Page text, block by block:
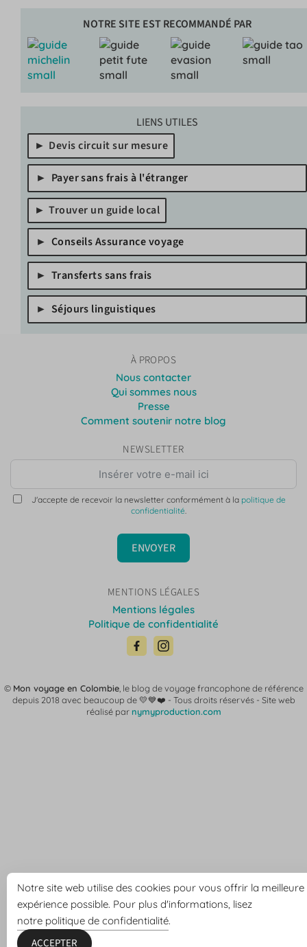
NOTRE SITE EST RECOMMANDÉ PAR
LIENS UTILES
Devis circuit sur mesure
Payer sans frais à l'étranger
Trouver un guide local
Conseils Assurance voyage
Transferts sans frais
Séjours linguistiques
À PROPOS
Nous contacter
Qui sommes nous
Presse
Comment soutenir notre blog
NEWSLETTER
J'accepte de recevoir la newsletter conformément à la politique de
confidentialité
ENVOYER
MENTIONS LÉGALES
Mentions légales
Politique de confidentialité
© Mon voyage en Colombie, le blog de voyage francophone de référence
depuis 2018 avec beaucoup de 💛💙❤️ - Tous droits réservés - Site web
réalisé par nymyproduction.com
Notre site web utilise des cookies pour vous offrir la meilleure
expérience possible. Pour plus d'informations, lisez
notre politique de confidentialité.
ACCEPTER